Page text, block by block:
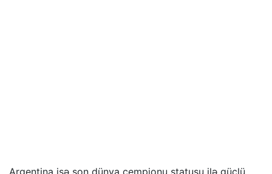
Argentina isə son dünya çempionu statusu ilə güclü